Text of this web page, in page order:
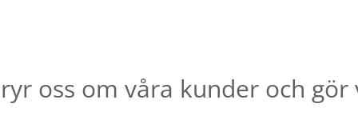
oss om våra kunder och gör